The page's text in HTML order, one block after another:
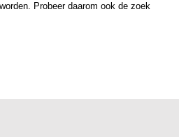
Probeer daarom ook de zoek